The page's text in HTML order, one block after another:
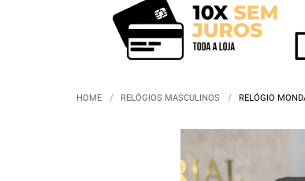
HOME RELÓGIOS MASCULINOS RELÓGIO